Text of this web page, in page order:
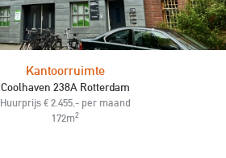
Kantoorruimte
Coolhaven 238A Rotterdam
Huurprijs € 2.455,- per maand
172m2